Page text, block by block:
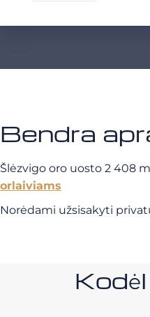
Bendra
Šlėzvigo oro uosto 2 408
orlaiviams
Norėdami užsisakyti